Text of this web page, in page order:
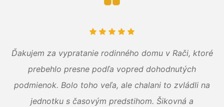
Ďakujem za vypratanie rodinného domu v Rači, ktoré
prebehlo presne podľa vopred dohodnutých
podmienok. Bolo toho veľa, ale chalani to zvládli na
jednotku s časovým predstihom. Šikovná a